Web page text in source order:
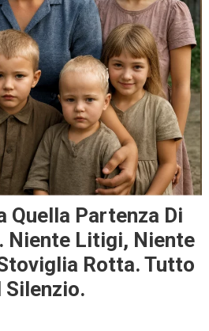
Quella Partenza Di
Niente Litigi, Niente
Rotta. Tutto
Silenzio.